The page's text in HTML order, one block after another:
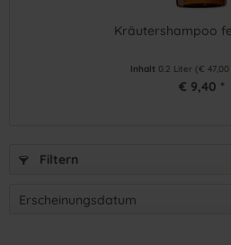
Kräutershampoo
Inhalt 0.2 Liter (€
€ 9,40 *
Filtern